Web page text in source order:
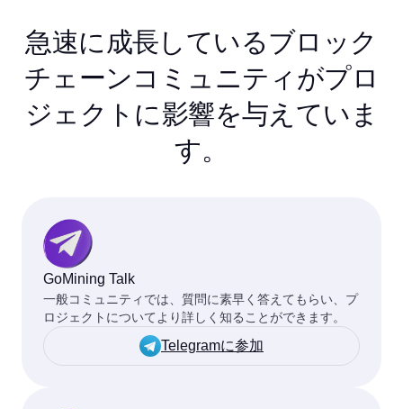
急速に成長しているブロック
チェーンコミュニティがプロ
ジェクトに影響を与えていま
す。
GoMining Talk
一般コミュニティでは、質問に素早く答えてもらい、プ
ロジェクトについてより詳しく知ることができます。
Telegramに参加